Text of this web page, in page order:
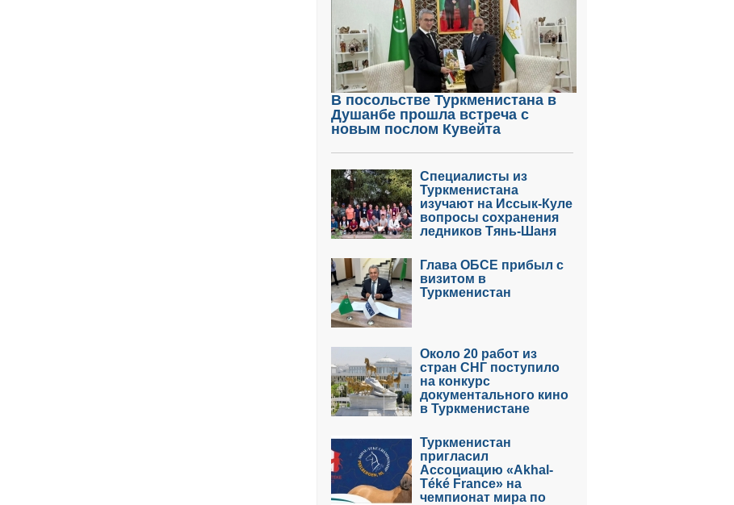
В посольстве Туркменистана в
Душанбе прошла встреча с
новым послом Кувейта
Специалисты из
Туркменистана
изучают на Иссык-Куле
вопросы сохранения
ледников Тянь-Шаня
Глава ОБСЕ прибыл с
визитом в
Туркменистан
Около 20 работ из
стран СНГ поступило
на конкурс
документального кино
в Туркменистане
Туркменистан
пригласил
Ассоциацию «Akhal-
Téké France» на
чемпионат мира по